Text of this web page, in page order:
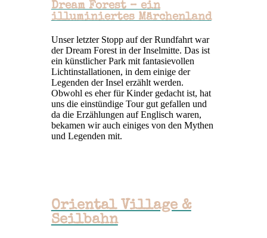
Dream Forest – ein
illuminiertes Märchenland
Unser letzter Stopp auf der Rundfahrt war
der Dream Forest in der Inselmitte. Das ist
ein künstlicher Park mit fantasievollen
Lichtinstallationen, in dem einige der
Legenden der Insel erzählt werden.
Obwohl es eher für Kinder gedacht ist, hat
uns die einstündige Tour gut gefallen und
da die Erzählungen auf Englisch waren,
bekamen wir auch einiges von den Mythen
und Legenden mit.
Oriental Village &
Seilbahn